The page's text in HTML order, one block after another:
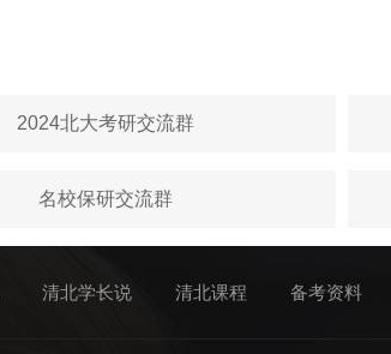
2024北大考研交流群
名校保研交流群
清北学长说 清北课程 备考资料